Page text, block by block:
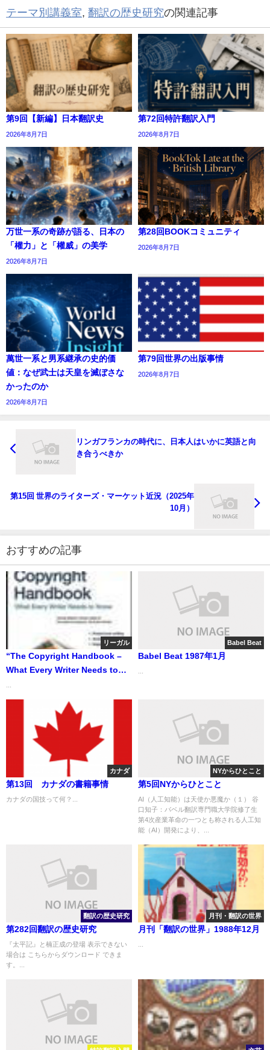
テーマ別講義室 翻訳の歴史研究の関連記事
第9回【新編】日本翻訳史
2026年8月7日
第72回特許翻訳入門
2026年8月7日
万世一系の奇跡が語る、日本の
「權力」と「權威」の美学
2026年8月7日
第28回BOOKコミュニティ
2026年8月7日
萬世一系と男系継承の史的価
値：なぜ武士は天皇を滅ぼさな
かったのか
2026年8月7日
第79回世界の出版事情
2026年8月7日
リンガフランカの時代に、日本人はいかに英語と向
き合うべきか
第15回 世界のライターズ・マーケット近況（2025年
10月）
おすすめの記事
リーガル
“The Copyright Handbook –
What Every Writer Needs to
ければならないこと」
Babel Beat
Babel Beat 1987年1月
カナダ
第13回 カナダの書籍事情
カナダの国技って何？...
NYからひとこと
第5回NYからひとこと
AI（人工知能）は天使か悪魔か（１） 谷
口知子：バベル翻訳専門職大学院修了生
第4次産業革命の一つとも称される人工知
能（AI）開発により、...
翻訳の歴史研究
第282回翻訳の歴史研究
『太平記』と楠正成の登場 表示できない
場合は こちらからダウンロード できま
す。...
月刊・翻訳の世界
月刊「翻訳の世界」1988年12月